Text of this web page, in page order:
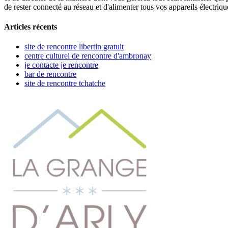
de rester connecté au réseau et d'alimenter tous vos appareils
Articles récents
site de rencontre libertin gratuit
centre culturel de rencontre d'ambronay
je contacte je rencontre
bar de rencontre
site de rencontre tchatche